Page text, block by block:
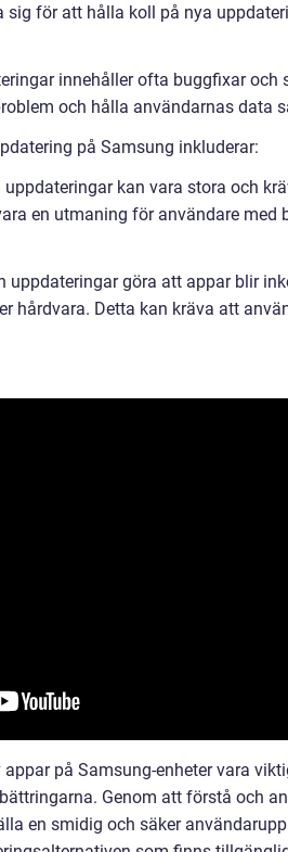
sig för att hålla koll på nya
innehåller ofta buggfixar och
och hålla användarnas data
på Samsung inkluderar:
kan vara stora och
en utmaning för användare med
göra att appar blir
hårdvara. Detta kan kräva att
på Samsung-enheter vara
Genom att förstå och
en smidig och säker